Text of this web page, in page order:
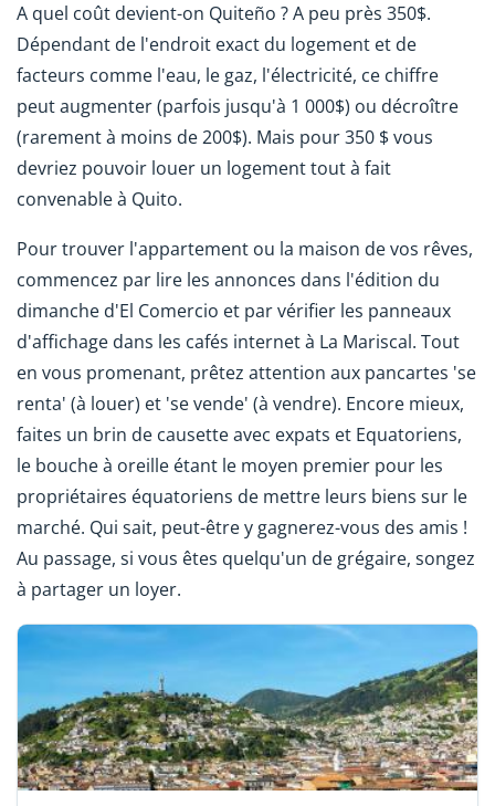
A quel coût devient-on Quiteño ? A peu près 350$.
Dépendant de l'endroit exact du logement et de
facteurs comme l'eau, le gaz, l'électricité, ce chiffre
peut augmenter (parfois jusqu'à 1 000$) ou décroître
(rarement à moins de 200$). Mais pour 350 $ vous
devriez pouvoir louer un logement tout à fait
convenable à Quito.
Pour trouver l'appartement ou la maison de vos rêves,
commencez par lire les annonces dans l'édition du
dimanche d'El Comercio et par vérifier les panneaux
d'affichage dans les cafés internet à La Mariscal. Tout
en vous promenant, prêtez attention aux pancartes 'se
renta' (à louer) et 'se vende' (à vendre). Encore mieux,
faites un brin de causette avec expats et Equatoriens,
le bouche à oreille étant le moyen premier pour les
propriétaires équatoriens de mettre leurs biens sur le
marché. Qui sait, peut-être y gagnerez-vous des amis !
Au passage, si vous êtes quelqu'un de grégaire, songez
à partager un loyer.